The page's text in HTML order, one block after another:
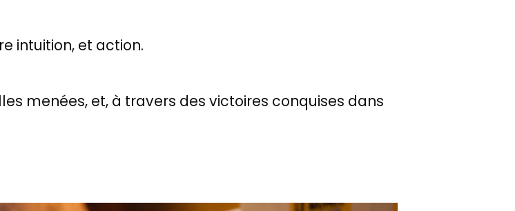
intuition, et action.
menées, et, à travers des victoires conquises dans